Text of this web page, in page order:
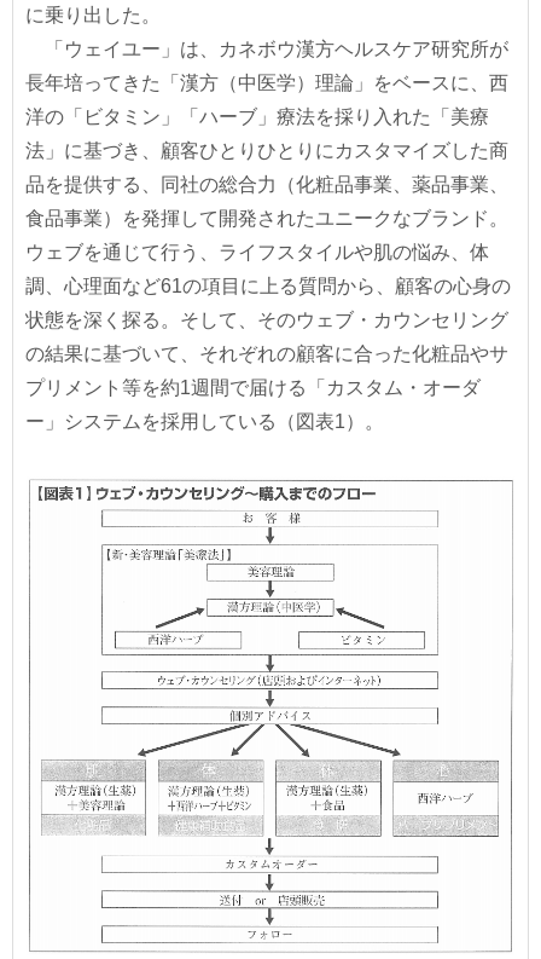
に乗り出した。
「ウェイユー」は、カネボウ漢方ヘルスケア研究所が
長年培ってきた「漢方（中医学）理論」をベースに、西
洋の「ビタミン」「ハーブ」療法を採り入れた「美療
法」に基づき、顧客ひとりひとりにカスタマイズした商
品を提供する、同社の総合力（化粧品事業、薬品事業、
食品事業）を発揮して開発されたユニークなブランド。
ウェブを通じて行う、ライフスタイルや肌の悩み、体
調、心理面など61の項目に上る質問から、顧客の心身の
状態を深く探る。そして、そのウェブ・カウンセリング
の結果に基づいて、それぞれの顧客に合った化粧品やサ
プリメント等を約1週間で届ける「カスタム・オーダ
ー」システムを採用している（図表1）。